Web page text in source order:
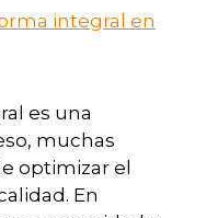
es una
muchas
optimizar el
En